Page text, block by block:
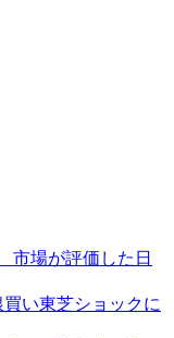
市場が評価した日
買い東芝ショックに